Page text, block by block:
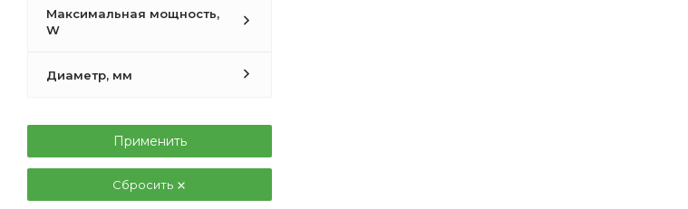
Максимальная мощность,
W
Диаметр, мм
Применить
Сбросить